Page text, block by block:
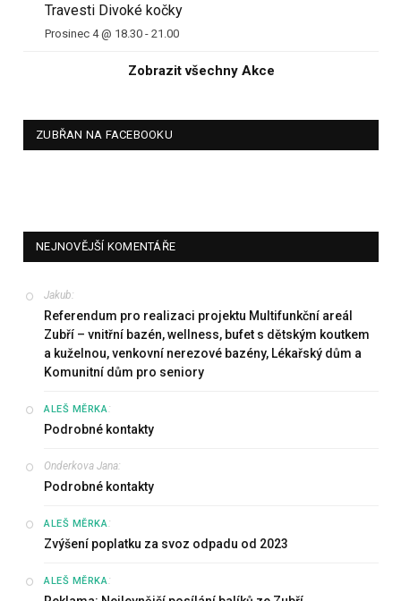
Travesti Divoké kočky
Prosinec 4 @ 18.30 - 21.00
Zobrazit všechny Akce
ZUBŘAN NA FACEBOOKU
NEJNOVĚJŠÍ KOMENTÁŘE
Jakub:
Referendum pro realizaci projektu Multifunkční areál
Zubří – vnitřní bazén, wellness, bufet s dětským koutkem
a kuželnou, venkovní nerezové bazény, Lékařský dům a
Komunitní dům pro seniory
ALEŠ MĚRKA:
Podrobné kontakty
Onderkova Jana:
Podrobné kontakty
ALEŠ MĚRKA:
Zvýšení poplatku za svoz odpadu od 2023
ALEŠ MĚRKA: